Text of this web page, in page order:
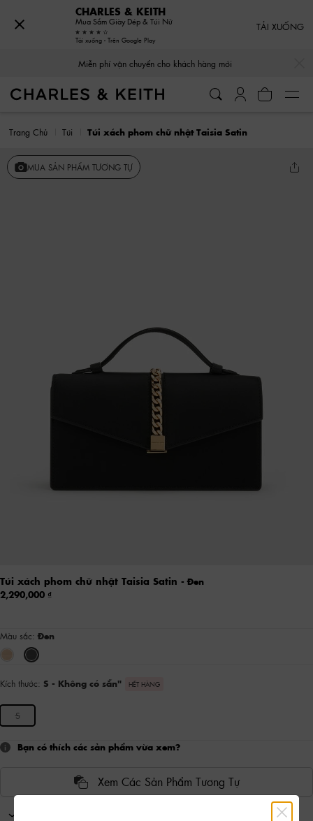
Miễn phí vận chuyển cho khách hàng mới
Trang Chủ Túi Túi xách phom chữ nhật Taisia Satin
MUA SẢN PHẨM TƯƠNG TỰ
Túi xách phom chữ nhật Taisia Satin - Đen
2,290,000
Màu sắc: Đen
Kích thước: S - Không có sẵn" HẾT HÀNG
S
Bạn có thích các sản phẩm vừa xem?
Xem Các Sản Phẩm Tương Tự
CHARLES & KEITH
Mua Sắm Giày Dép & Túi Nữ
Tải xuống - Trên Google Play
TẢI XUỐNG